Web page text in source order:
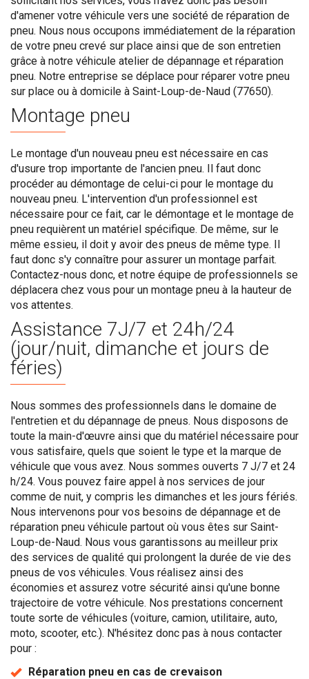
d'amener votre véhicule vers une société de réparation de
pneu. Nous nous occupons immédiatement de la réparation
de votre pneu crevé sur place ainsi que de son entretien
grâce à notre véhicule atelier de dépannage et réparation
pneu. Notre entreprise se déplace pour réparer votre pneu
sur place ou à domicile à Saint-Loup-de-Naud (77650).
Montage pneu
Le montage d'un nouveau pneu est nécessaire en cas
d'usure trop importante de l'ancien pneu. Il faut donc
procéder au démontage de celui-ci pour le montage du
nouveau pneu. L'intervention d'un professionnel est
nécessaire pour ce fait, car le démontage et le montage de
pneu requièrent un matériel spécifique. De même, sur le
même essieu, il doit y avoir des pneus de même type. Il
faut donc s'y connaître pour assurer un montage parfait.
Contactez-nous donc, et notre équipe de professionnels se
déplacera chez vous pour un montage pneu à la hauteur de
vos attentes.
Assistance 7J/7 et 24h/24
(jour/nuit, dimanche et jours de
féries)
Nous sommes des professionnels dans le domaine de
l'entretien et du dépannage de pneus. Nous disposons de
toute la main-d'œuvre ainsi que du matériel nécessaire pour
vous satisfaire, quels que soient le type et la marque de
véhicule que vous avez. Nous sommes ouverts 7 J/7 et 24
h/24. Vous pouvez faire appel à nos services de jour
comme de nuit, y compris les dimanches et les jours fériés.
Nous intervenons pour vos besoins de dépannage et de
réparation pneu véhicule partout où vous êtes sur Saint-
Loup-de-Naud. Nous vous garantissons au meilleur prix
des services de qualité qui prolongent la durée de vie des
pneus de vos véhicules. Vous réalisez ainsi des
économies et assurez votre sécurité ainsi qu'une bonne
trajectoire de votre véhicule. Nos prestations concernent
toute sorte de véhicules (voiture, camion, utilitaire, auto,
moto, scooter, etc.). N'hésitez donc pas à nous contacter
pour :
Réparation pneu en cas de crevaison